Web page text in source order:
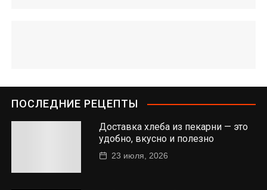
ПОСЛЕДНИЕ РЕЦЕПТЫ
Доставка хлеба из пекарни — это
удобно, вкусно и полезно
23 июля, 2026